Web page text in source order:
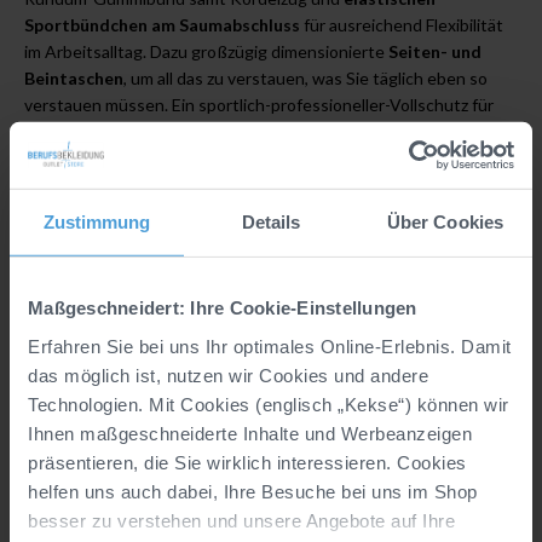
Zustimmung Details Über Cookies
Maßgeschneidert: Ihre Cookie-Einstellungen
Erfahren Sie bei uns Ihr optimales Online-Erlebnis. Damit
das möglich ist, nutzen wir Cookies und andere
Technologien. Mit Cookies (englisch „Kekse“) können wir
Ihnen maßgeschneiderte Inhalte und Werbeanzeigen
präsentieren, die Sie wirklich interessieren. Cookies
helfen uns auch dabei, Ihre Besuche bei uns im Shop
besser zu verstehen und unsere Angebote auf Ihre
Sportbündchen am Saumabschluss für ausreichend Flexibilität
im Arbeitsalltag. Dazu großzügig dimensionierte Seiten- und
Beintaschen, um all das zu verstauen, was Sie täglich eben so
verstauen müssen. Ein sportlich-professioneller-Vollschutz für
Genau hier zahlen sich für Sie über 70 Jahre Branchenerfahrung
aus. Garantiert!
CLINIC DRESS, In der Welle 14, DE, 49565
Bramsche, info@clinicdress.de
Material: 50% Baumwolle/50% Polyester
Industriewäsche geeignet nach EN ISO 15797:
Ja, bei 75° Wäsche und 90° Trocknung getestet